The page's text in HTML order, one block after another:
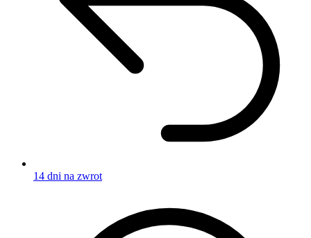
14 dni na zwrot